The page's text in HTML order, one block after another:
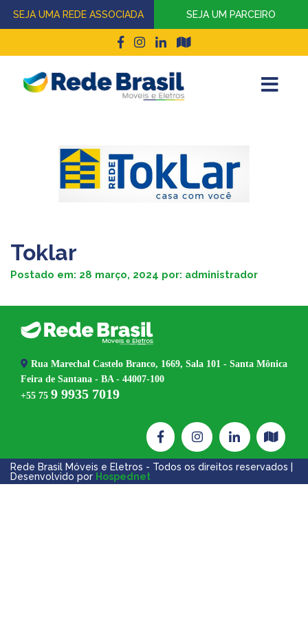
SEJA UMA REDE ASSOCIADA SEJA UM PARCEIRO
Toklar
Postado em: 28 março, 2024 por: administrador
Rua Marechal Castelo Branco, 1669, Sala 101 - Santa Mônica
Feira de Santana - BA - 44007-100
+55 75 9 9935 7019
Rede Brasil Móveis e Eletros - Todos os direitos reservados |
Desenvolvido por Hospednet